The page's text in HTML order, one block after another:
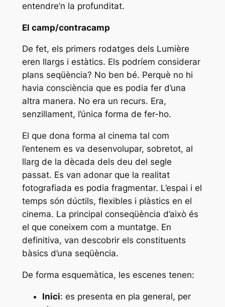
entendre’n la profunditat.
El camp/contracamp
De fet, els primers rodatges dels Lumière
eren llargs i estàtics. Els podríem considerar
plans seqüència? No ben bé. Perquè no hi
havia consciència que es podia fer d’una
altra manera. No era un recurs. Era,
senzillament, l’única forma de fer-ho.
El que dona forma al cinema tal com
l’entenem es va desenvolupar, sobretot, al
llarg de la dècada dels deu del segle
passat. Es van adonar que la realitat
fotografiada es podia fragmentar. L’espai i el
temps són dúctils, flexibles i plàstics en el
cinema. La principal conseqüència d’això és
el que coneixem com a muntatge. En
definitiva, van descobrir els constituents
bàsics d’una seqüència.
De forma esquemàtica, les escenes tenen:
Inici: es presenta en pla general, per